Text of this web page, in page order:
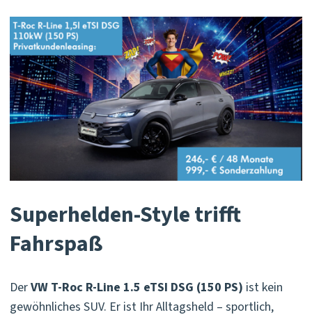
Superhelden-Style trifft
Fahrspaß
DerVW T-Roc R-Line 1.5 eTSI DSG (150 PS) ist kein
gewöhnliches SUV. Er ist Ihr Alltagsheld – sportlich,